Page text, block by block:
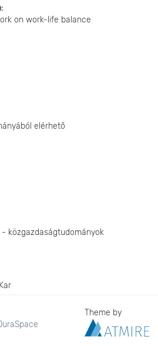
on work-life balance
elérhető
közgazdaságtudományok
Theme by